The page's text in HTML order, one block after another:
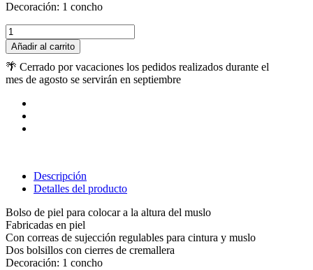
Decoración: 1 concho
Añadir al carrito
🌴 Cerrado por vacaciones los pedidos realizados durante el
mes de agosto se servirán en septiembre
Descripción
Detalles del producto
Bolso de piel para colocar a la altura del muslo
Fabricadas en piel
Con correas de sujección regulables para cintura y muslo
Dos bolsillos con cierres de cremallera
Decoración: 1 concho